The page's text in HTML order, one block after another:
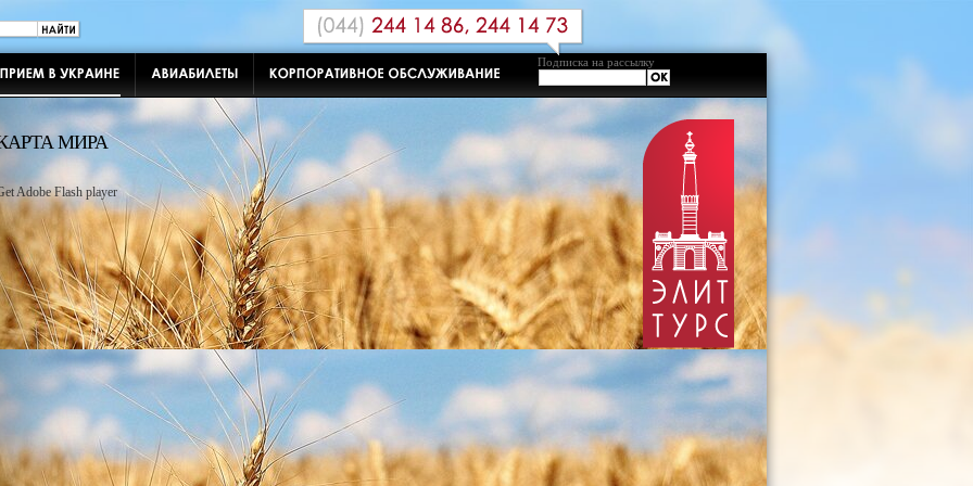
Подписка на рассылку
МИРА
Adobe Flash player